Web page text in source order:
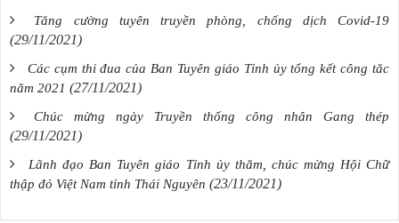
Tăng cường tuyên truyền phòng, chống dịch Covid-19
(29/11/2021)
Các cụm thi đua của Ban Tuyên giáo Tỉnh ủy tổng kết công tăc
năm 2021 (27/11/2021)
Chúc mừng ngày Truyền thống công nhân Gang thép
(29/11/2021)
Lãnh đạo Ban Tuyên giáo Tỉnh ủy thăm, chúc mừng Hội Chữ
thập đỏ Việt Nam tỉnh Thái Nguyên (23/11/2021)